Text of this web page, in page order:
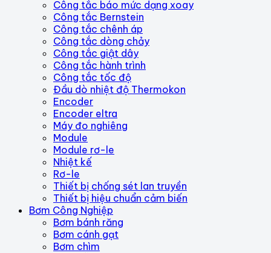
Công tắc báo mức dạng xoay
Công tắc Bernstein
Công tắc chênh áp
Công tắc dòng chảy
Công tắc giật dây
Công tắc hành trình
Công tắc tốc độ
Đầu dò nhiệt độ Thermokon
Encoder
Encoder eltra
Máy đo nghiêng
Module
Module rơ-le
Nhiệt kế
Rơ-le
Thiết bị chống sét lan truyền
Thiết bị hiệu chuẩn cảm biến
Bơm Công Nghiệp
Bơm bánh răng
Bơm cánh gạt
Bơm chìm